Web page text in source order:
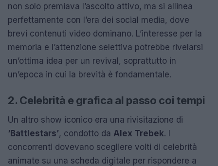
non solo premiava l’ascolto attivo, ma si allinea
perfettamente con l’era dei social media, dove
brevi contenuti video dominano. L’interesse per la
memoria e l’attenzione selettiva potrebbe rivelarsi
un’ottima idea per un revival, soprattutto in
un’epoca in cui la brevità è fondamentale.
2. Celebrità e grafica al passo coi tempi
Un altro show iconico era una rivisitazione di
‘Battlestars’, condotto da Alex Trebek. I
concorrenti dovevano scegliere volti di celebrità
animate su una scheda digitale per rispondere a